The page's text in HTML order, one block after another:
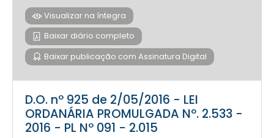
Visualizar na íntegra
Baixar diário completo
Baixar publicação com Assinatura Digital
D.O. nº 925 de 2/05/2016 - LEI
ORDANÁRIA PROMULGADA Nº. 2.533 -
2016 - PL Nº 091 - 2.015